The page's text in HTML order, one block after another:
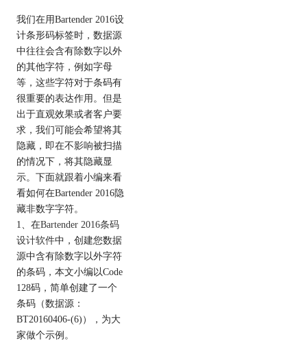
我们在用Bartender 2016设
计条形码标签时，数据源
中往往会含有除数字以外
的其他字符，例如字母
等，这些字符对于条码有
很重要的表达作用。但是
出于直观效果或者客户要
求，我们可能会希望将其
隐藏，即在不影响被扫描
的情况下，将其隐藏显
示。下面就跟着小编来看
看如何在Bartender 2016隐
藏非数字字符。
1、在Bartender 2016条码
设计软件中，创建您数据
源中含有除数字以外字符
的条码，本文小编以Code
128码，简单创建了一个
条码（数据源：
BT20160406-(6)），为大
家做个示例。